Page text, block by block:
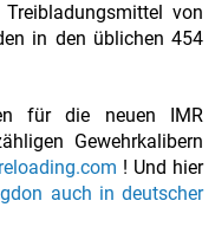
von
in den üblichen 454
für die neuen IMR
Gewehrkalibern
! Und hier
auch in deutscher